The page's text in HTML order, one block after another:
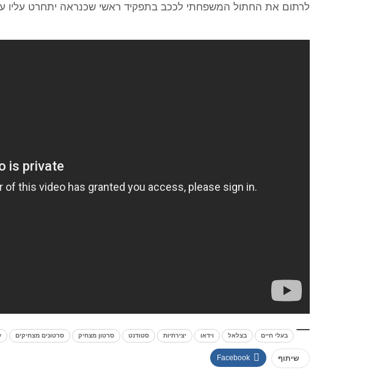
לרתום את החתול המשפחתי לככב בתפקיד ראשי שכנראה יתחרט עליו עד
בעלי חיים בצלאל וידאו יצירתיות סטודנט סרטון מצחיק סרטונים מצחיקים
שיתוף Facebook